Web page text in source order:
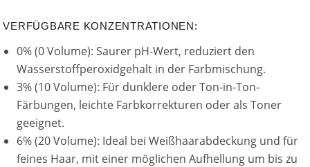
VERFÜGBARE KONZENTRATIONEN:
0% (0 Volume): Saurer pH-Wert, reduziert den
Wasserstoffperoxidgehalt in der Farbmischung.
3% (10 Volume): Für dunklere oder Ton-in-Ton-
Färbungen, leichte Farbkorrekturen oder als Toner
geeignet.
6% (20 Volume): Ideal bei Weißhaarabdeckung und für
feines Haar, mit einer möglichen Aufhellung um bis zu